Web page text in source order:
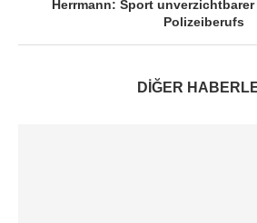
Herrmann: Sport
Polizeiberufs
DİĞER